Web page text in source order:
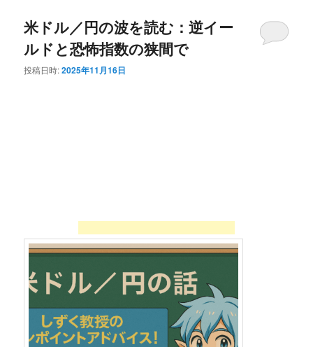
米ドル／円の波を読む：逆イー
ルドと恐怖指数の狭間で
投稿日時:2025年11月16日